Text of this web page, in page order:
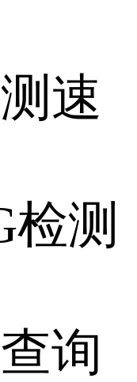
速
检测
询